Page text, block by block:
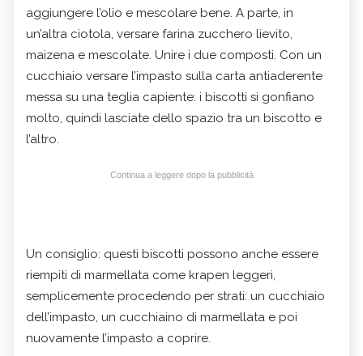
aggiungere l’olio e mescolare bene. A parte, in
un’altra ciotola, versare farina zucchero lievito,
maizena e mescolate. Unire i due composti. Con un
cucchiaio versare l’impasto sulla carta antiaderente
messa su una teglia capiente: i biscotti si gonfiano
molto, quindi lasciate dello spazio tra un biscotto e
l’altro.
Continua a leggere dopo la pubblicità
Un consiglio: questi biscotti possono anche essere
riempiti di marmellata come krapen leggeri,
semplicemente procedendo per strati: un cucchiaio
dell’impasto, un cucchiaino di marmellata e poi
nuovamente l’impasto a coprire.